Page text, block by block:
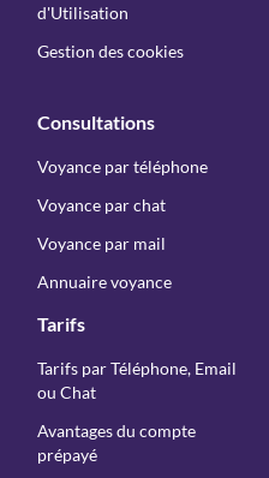
d'Utilisation
Gestion des cookies
Consultations
Voyance par téléphone
Voyance par chat
Voyance par mail
Annuaire voyance
Tarifs
Tarifs par Téléphone, Email
ou Chat
Avantages du compte
prépayé